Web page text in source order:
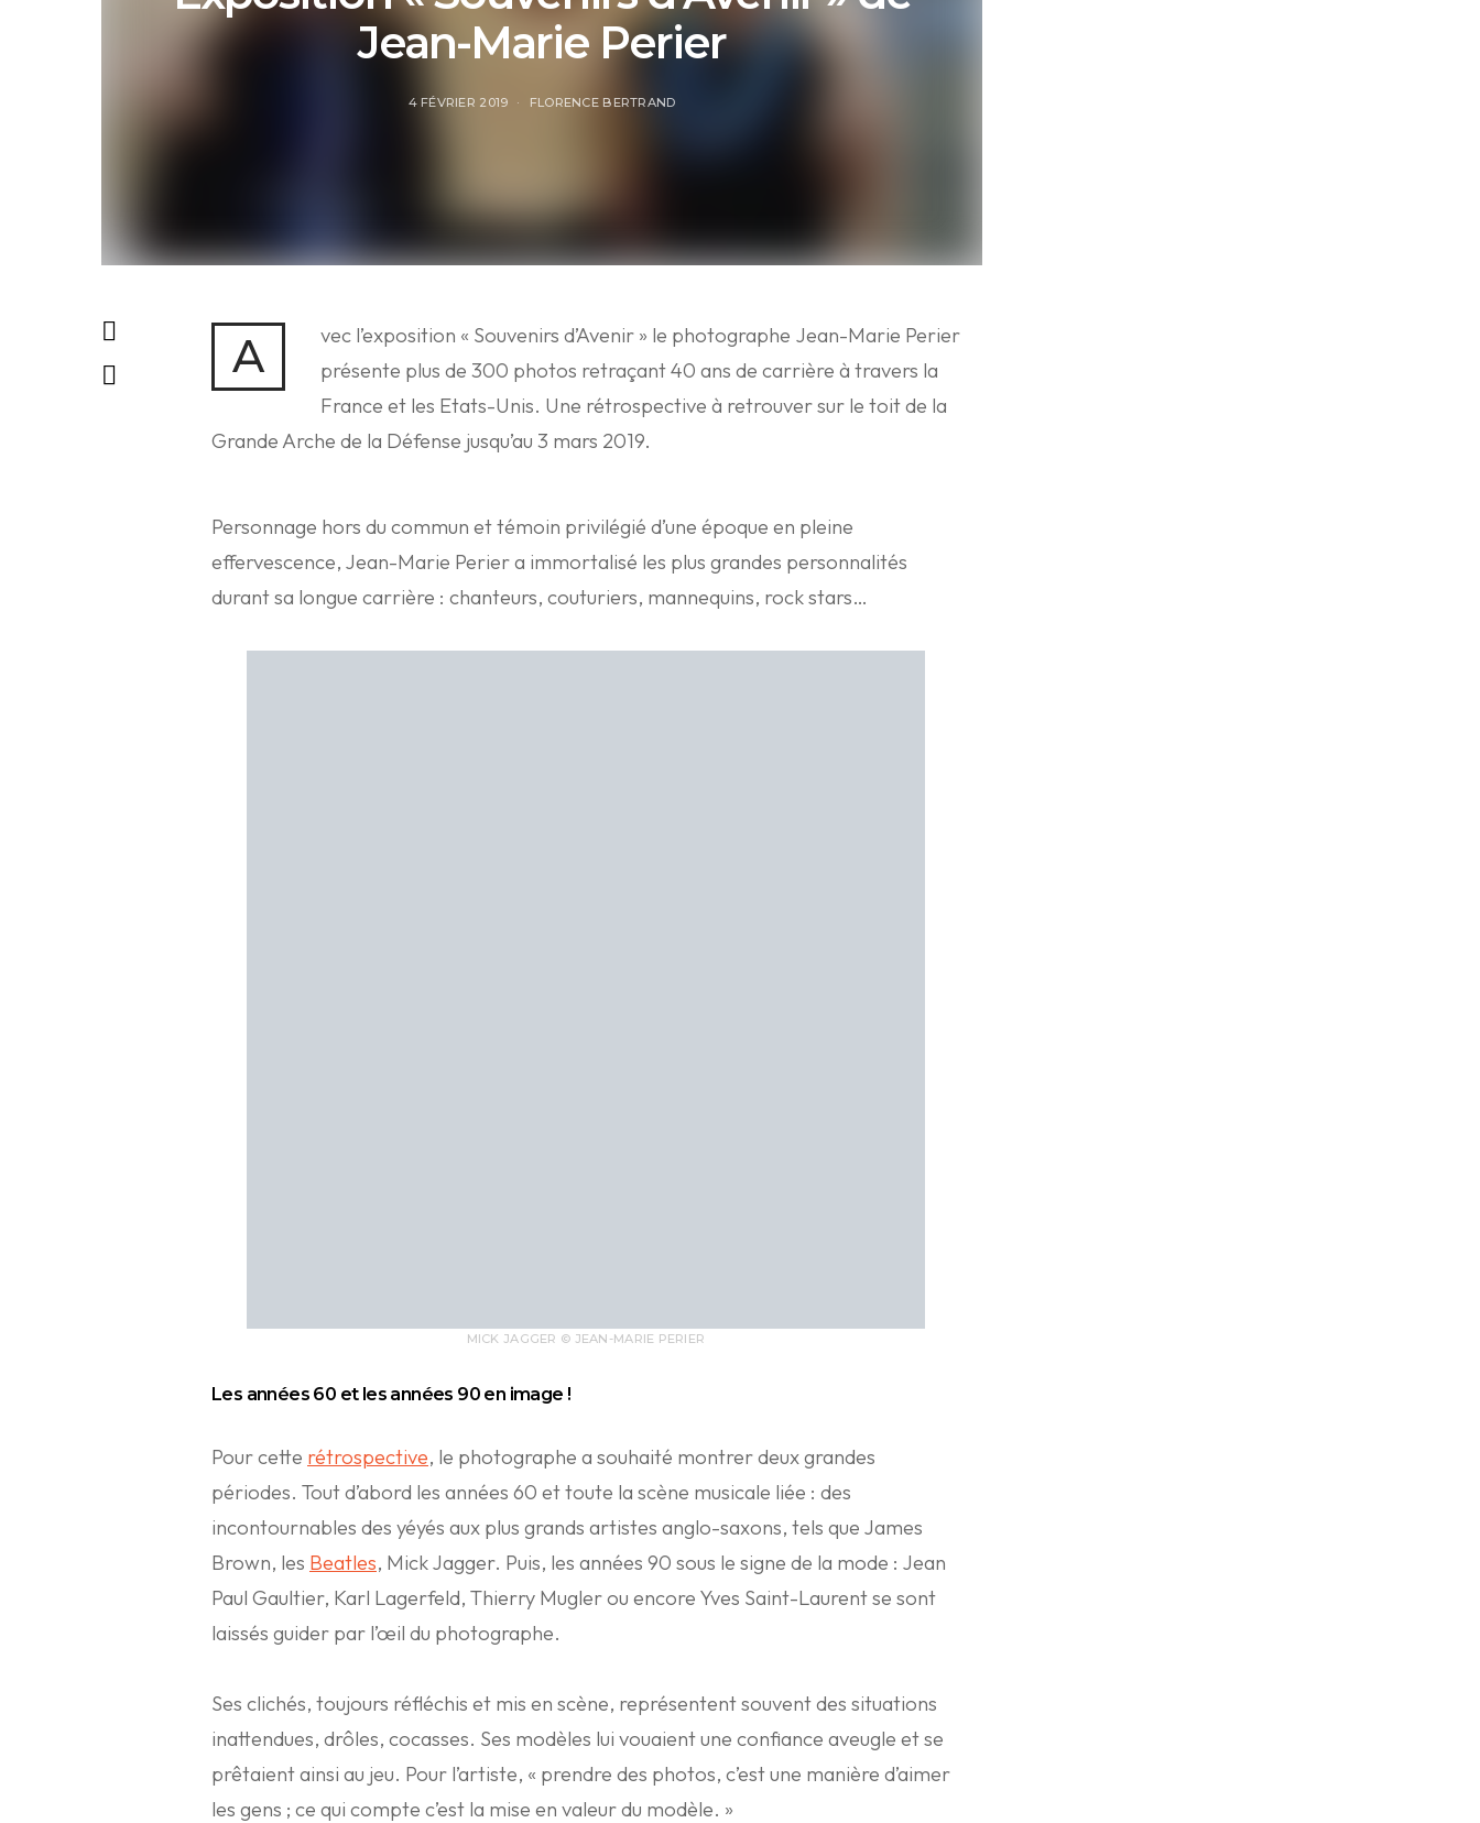
Jean-Marie Perier
4 FÉVRIER 2019 FLORENCE BERTRAND
A
vec l’exposition « Souvenirs d’Avenir » le photographe Jean-Marie Perier
présente plus de 300 photos retraçant 40 ans de carrière à travers la
France et les Etats-Unis. Une rétrospective à retrouver sur le toit de la
Grande Arche de la Défense jusqu’au 3 mars 2019.
Personnage hors du commun et témoin privilégié d’une époque en pleine
effervescence, Jean-Marie Perier a immortalisé les plus grandes personnalités
durant sa longue carrière : chanteurs, couturiers, mannequins, rock stars…
MICK JAGGER © JEAN-MARIE PERIER
Les années 60 et les années 90 en image !
Pour cette rétrospective, le photographe a souhaité montrer deux grandes
périodes. Tout d’abord les années 60 et toute la scène musicale liée : des
incontournables des yéyés aux plus grands artistes anglo-saxons, tels que James
Brown, les Beatles, Mick Jagger. Puis, les années 90 sous le signe de la mode : Jean
Paul Gaultier, Karl Lagerfeld, Thierry Mugler ou encore Yves Saint-Laurent se sont
laissés guider par l’œil du photographe.
Ses clichés, toujours réfléchis et mis en scène, représentent souvent des situations
inattendues, drôles, cocasses. Ses modèles lui vouaient une confiance aveugle et se
prêtaient ainsi au jeu. Pour l’artiste, « prendre des photos, c’est une manière d’aimer
les gens ; ce qui compte c’est la mise en valeur du modèle. »